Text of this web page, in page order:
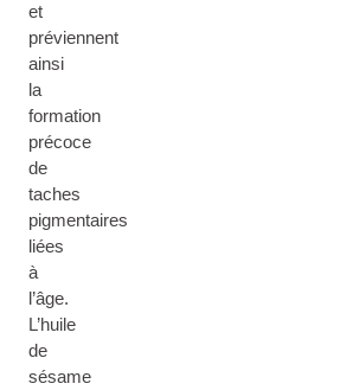
et
préviennent
ainsi
la
formation
précoce
de
taches
pigmentaires
liées
à
l’âge.
L’huile
de
sésame